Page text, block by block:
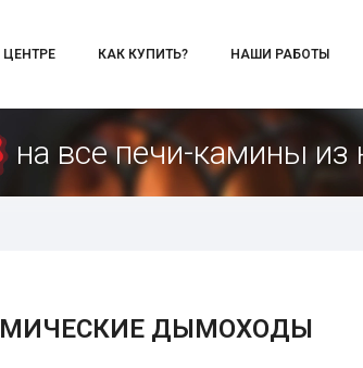
ЦЕНТРЕ КАК КУПИТЬ? НАШИ РАБОТЫ
на все печи-камины из
ДЫМОХОДЫ